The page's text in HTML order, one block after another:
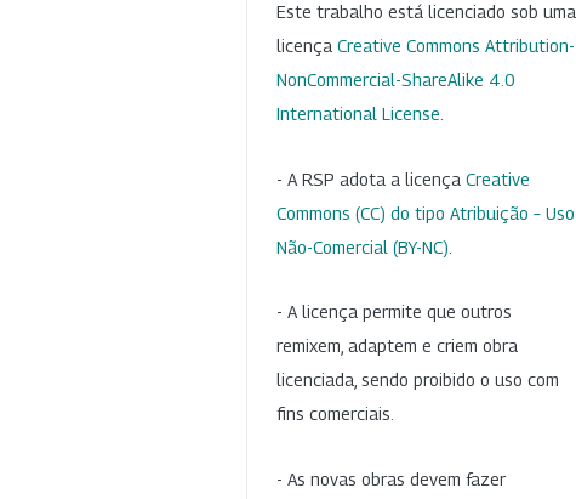
Este trabalho está licenciado sob uma
licença Creative Commons Attribution-
NonCommercial-ShareAlike 4.0
International License
- A RSP adota a licença Creative
Commons (CC) do tipo Atribuição – Uso
Não-Comercial (BY-NC)
- A licença permite que outros
remixem, adaptem e criem obra
licenciada, sendo proibido o uso com
fins comerciais.
- As novas obras devem fazer